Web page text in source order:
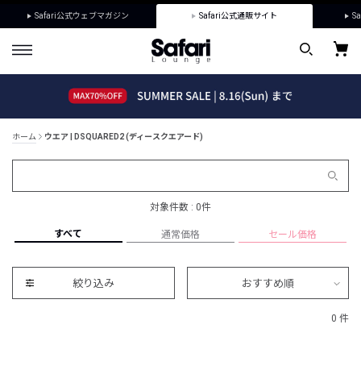
Safari公式ウェブマガジン Safari公式通販サイト
ホーム ウエア | DSQUARED2 (ディースクエアード)
対象件数 : 0件
すべて 通常価格 セール価格
絞り込み おすすめ順
0 件